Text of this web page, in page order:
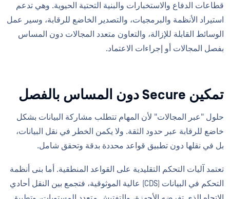
قطاعات الدفاع والاستخبارات والبنية التحتية الحيوية. وهي تدعم
استيراد الأنظمة والبرمجيات، والتصدير الخاضع للرقابة، وسير عمل
الوسائط القابلة للإزالة، والتعاون متعدد المجالات دون المساس
بفصل المجالات أو إجراءات الاعتماد.
تمكين Secure دون المساس بالفصل
حلول "عبر المجالات" لأن المهام تتطلب مشاركة البيانات بشكل
خاضع للرقابة عبر حدود الثقة. ولا يكمن الخطر في نقل البيانات،
بل في نقلها دون تطبيق قواعد محددة بدقة وتحقق شامل.
تعتمد آليات التحكم التقليدية على القواعد المنطقية. أما بنى أنظمة
التحكم في البيانات (CDS) عالية الموثوقية، فتجمع بين النقل أحادي